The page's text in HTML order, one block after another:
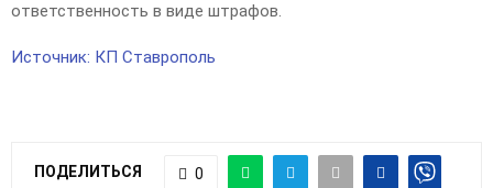
ответственность в виде штрафов.
Источник: КП Ставрополь
ПОДЕЛИТЬСЯ 0